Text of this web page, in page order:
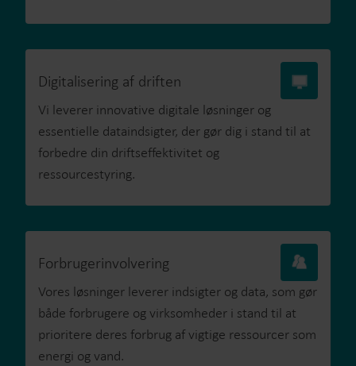
Digitalisering af driften
Vi leverer innovative digitale løsninger og
essentielle dataindsigter, der gør dig i stand til at
forbedre din driftseffektivitet og
ressourcestyring.
Forbrugerinvolvering
Vores løsninger leverer indsigter og data, som gør
både forbrugere og virksomheder i stand til at
prioritere deres forbrug af vigtige ressourcer som
energi og vand.